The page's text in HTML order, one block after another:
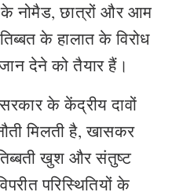
नोमैड, छात्रों और आम
के हालात के विरोध
देने को तैयार हैं।
के केंद्रीय दावों
मिलती है, खासकर
खुश और संतुष्ट
परिस्थितियों के